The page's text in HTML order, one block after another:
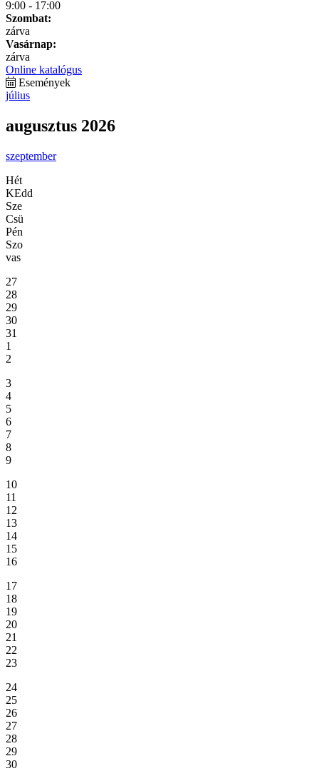
9:00 - 17:00
Szombat:
zárva
Vasárnap:
zárva
Online katalógus
Események
július
augusztus 2026
szeptember
Hét
KEdd
Sze
Csü
Pén
Szo
vas
27
28
29
30
31
1
2
3
4
5
6
7
8
9
10
11
12
13
14
15
16
17
18
19
20
21
22
23
24
25
26
27
28
29
30